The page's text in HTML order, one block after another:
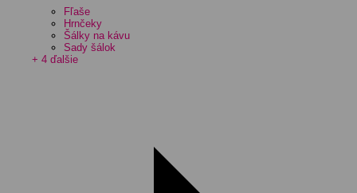
Fľaše
Hrnčeky
Šálky na kávu
Sady šálok
+ 4 ďalšie